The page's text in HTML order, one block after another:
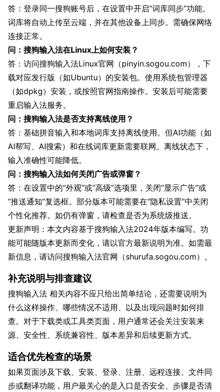
答：登录同一搜狗账号后，在设置中开启“词库同步”功能。
词库将自动上传至云端，并在其他设备上同步。需确保网络
连接正常。
问：搜狗输入法在Linux上如何安装？
答：访问搜狗输入法Linux官网（pinyin.sogou.com），下
载对应发行版（如Ubuntu）的安装包。使用系统包管理器
（如dpkg）安装，或按照官网指南操作。安装后可能需要
重启输入法服务。
问：搜狗输入法是否支持离线使用？
答：基础拼音输入和本地词库支持离线使用。但AI功能（如
AI帮写、AI搜索）和在线词库更新需要联网。离线状态下，
输入准确性可能降低。
问：搜狗输入法如何关闭广告或弹窗？
答：在设置中的“外观”或“高级”选项里，关闭“显示广告”或
“推送通知”复选框。部分版本可能需要在“隐私设置”中关闭
个性化推荐。如仍有弹窗，请检查是否为系统级推送。
更新声明：本文内容基于搜狗输入法2024年版本编写。功
能可能随版本更新而变化，请以官方最新说明为准。如需最
新信息，请访问搜狗输入法官网（shurufa.sogou.com）。
补充说明与排查建议
搜狗输入法 相关内容不应只给出简单结论，还需要说明为
什么这样操作、哪些情况不适用、以及出现问题时如何排
查。对于下载类或工具类页面，用户通常还会关注安装来
源、安全性、系统兼容性、版本差异和后续更新方式。
适合优先检查的场景
如果页面涉及下载、安装、登录、注册、远程连接、文件同
步或翻译功能，用户最关心的是入口是否安全、步骤是否清